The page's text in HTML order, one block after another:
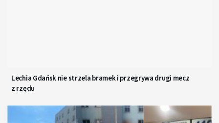
Lechia Gdańsk nie strzela bramek i przegrywa drugi mecz
z rzędu